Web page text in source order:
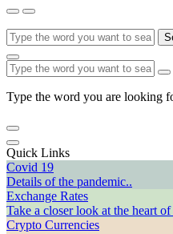
Type the word you are looking
Quick Links
Covid 19
Details of the pandemic..
Exchange Rates
Take a closer look at the heart
Crypto Currencies